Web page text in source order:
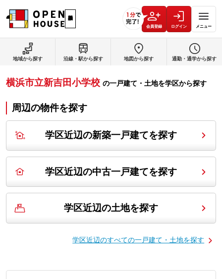
会員登録 ログイン メニュー
地域から探す 沿線・駅から探す 地図から探す 通勤・通学から探す
横浜市立新吉田小学校 の一戸建て・土地を学区から探す
周辺の物件を探す
学区近辺の新築一戸建てを探す
学区近辺の中古一戸建てを探す
学区近辺の土地を探す
学区近辺のすべての一戸建て・土地を探す